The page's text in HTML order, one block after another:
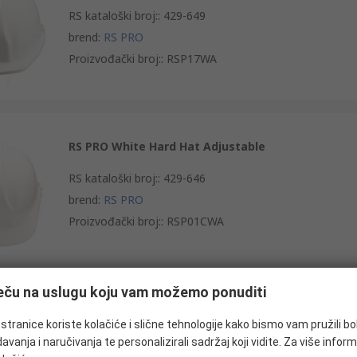
RS kataloški broj:: 429-649
brend: RS PRO
Proizvođački broj:: RSP17WA
RS PRO White Hard Hat Adjustable
RS kataloški broj:: 429-646
brend: RS PRO
Proizvođački broj:: RSP01CWA
RS kataloški broj::429-655
na uslugu koju vam možemo ponuditi
koriste kolačiće i slične tehnologije kako bismo vam pružili
i naručivanja te personalizirali sadržaj koji vidite. Za više